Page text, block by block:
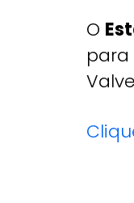
O
para